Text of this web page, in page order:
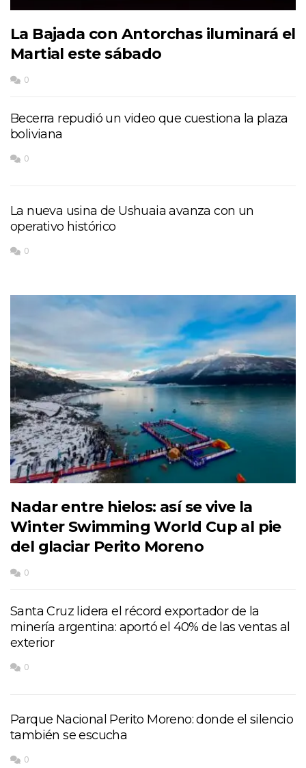
La Bajada con Antorchas iluminará el
Martial este sábado
0
Becerra repudió un video que cuestiona la plaza
boliviana
0
La nueva usina de Ushuaia avanza con un
operativo histórico
0
Nadar entre hielos: así se vive la
Winter Swimming World Cup al pie
del glaciar Perito Moreno
0
Santa Cruz lidera el récord exportador de la
minería argentina: aportó el 40% de las ventas al
exterior
0
Parque Nacional Perito Moreno: donde el silencio
también se escucha
0